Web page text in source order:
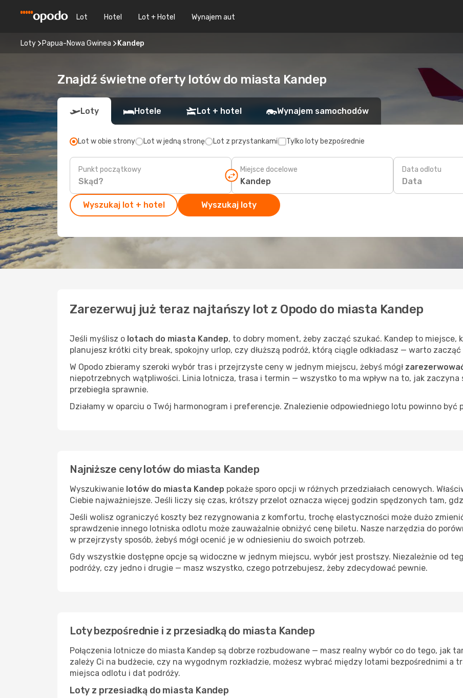
Lot Hotel Lot + Hotel Wynajem aut
Loty Papua-Nowa Gwinea Kandep
Znajdź świetne oferty lotów do miasta Kandep
Loty Hotele Lot + hotel Wynajem samochodów
Lot w obie strony Lot w jedną stronę Lot z przystankami Tylko loty bezpośrednie
Punkt początkowy Miejsce docelowe Data odlotu
Data
Wyszukaj lot + hotel Wyszukaj loty
Zarezerwuj już teraz najtańszy lot z Opodo do miasta Kandep
Jeśli myślisz o lotach do miasta Kandep, to dobry moment, żeby zacząć szukać. Kandep to miejsce,
planujesz krótki city break, spokojny urlop, czy dłuższą podróż, którą ciągle odkładasz — warto
W Opodo zbieramy szeroki wybór tras i przejrzyste ceny w jednym miejscu, żebyś mógł
niepotrzebnych wątpliwości. Linia lotnicza, trasa i termin — wszystko to ma wpływ na to, jak zaczyna
przebiegła sprawnie.
Działamy w oparciu o Twój harmonogram i preferencje. Znalezienie odpowiedniego lotu powinno być
Najniższe ceny lotów do miasta Kandep
Wyszukiwanie lotów do miasta Kandep pokaże sporo opcji w różnych przedziałach cenowych.
Ciebie najważniejsze. Jeśli liczy się czas, krótszy przelot oznacza więcej godzin spędzonych tam,
Jeśli wolisz ograniczyć koszty bez rezygnowania z komfortu, trochę elastyczności może dużo
sprawdzenie innego lotniska odlotu może zauważalnie obniżyć cenę biletu. Nasze narzędzia do
w przejrzysty sposób, żebyś mógł ocenić je w odniesieniu do swoich potrzeb.
Gdy wszystkie dostępne opcje są widoczne w jednym miejscu, wybór jest prostszy. Niezależnie od
podróży, czy jedno i drugie — masz wszystko, czego potrzebujesz, żeby zdecydować pewnie.
Loty bezpośrednie i z przesiadką do miasta Kandep
Połączenia lotnicze do miasta Kandep są dobrze rozbudowane — masz realny wybór co do tego, jak
zależy Ci na budżecie, czy na wygodnym rozkładzie, możesz wybrać między lotami bezpośrednimi a
miejsca odlotu i dat podróży.
Loty z przesiadką do miasta Kandep